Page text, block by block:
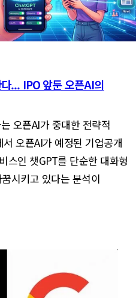
... IPO 앞둔 오픈AI의
오픈AI가 중대한 전략적
오픈AI가 예정된 기업공개
스인 챗GPT를 단순한 대화형
시키고 있다는 분석이